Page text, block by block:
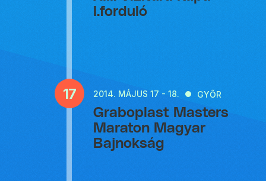
I.forduló
17 2014. MÁJUS 17 - 18. GYŐR
Graboplast Masters
Maraton Magyar
Bajnokság